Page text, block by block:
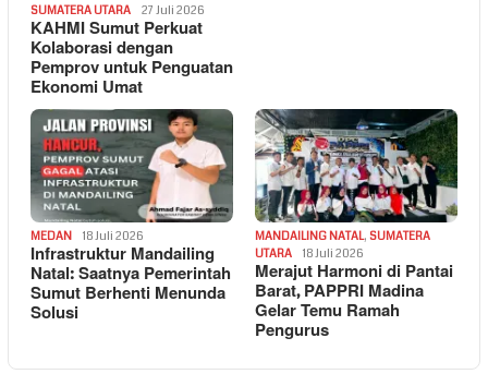
SUMATERA UTARA 27 Juli 2026
KAHMI Sumut Perkuat
Kolaborasi dengan
Pemprov untuk Penguatan
Ekonomi Umat
MEDAN 18 Juli 2026
Infrastruktur Mandailing
Natal: Saatnya Pemerintah
Sumut Berhenti Menunda
Solusi
MANDAILING NATAL, SUMATERA
UTARA
18 Juli 2026
Merajut Harmoni di Pantai
Barat, PAPPRI Madina
Gelar Temu Ramah
Pengurus